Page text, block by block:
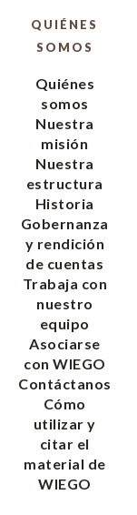
QUIÉNES
SOMOS
Quiénes
somos
Nuestra
misión
Nuestra
estructura
Historia
Gobernanza
y rendición
de cuentas
Trabaja con
nuestro
equipo
Asociarse
con WIEGO
Contáctanos
Cómo
utilizar y
citar el
material de
WIEGO